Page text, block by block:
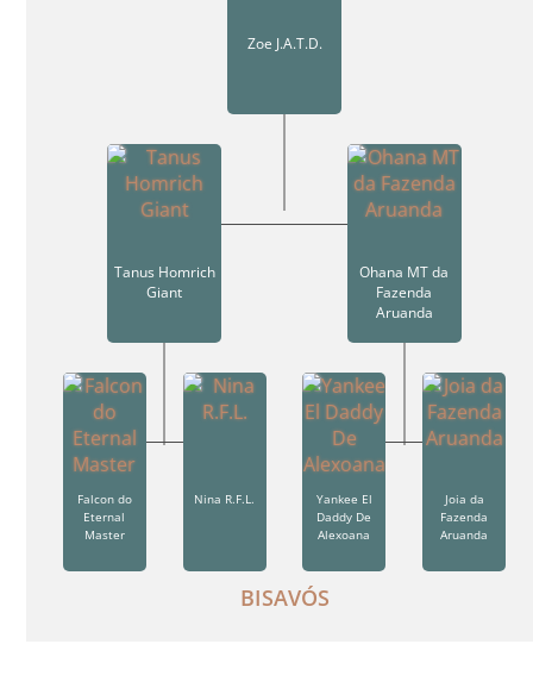
Zoe J.A.T.D.
Tanus Homrich
Giant
Ohana MT da
Fazenda
Aruanda
Falcon do
Eternal
Master
Nina R.F.L.
Yankee El
Daddy De
Alexoana
Joia da
Fazenda
Aruanda
BISAVÓS